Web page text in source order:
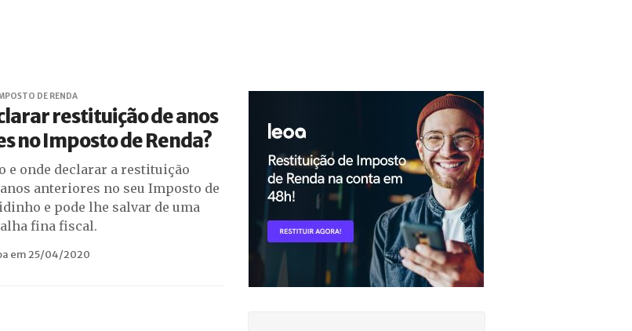
DE RENDA
restituição de anos
no Imposto de Renda?
e onde declarar a restituição
anteriores no seu Imposto de
e pode lhe salvar de uma
fina fiscal.
em 25/04/2020